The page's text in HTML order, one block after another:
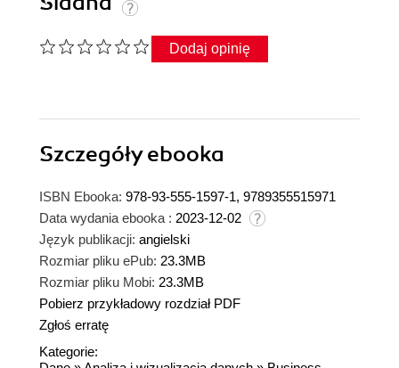
Dodaj opinię
Szczegółyebooka
ISBN Ebooka: 978-93-555-1597-1, 9789355515971
Data wydania ebooka : 2023-12-02
Język publikacji: angielski
Rozmiar pliku ePub: 23.3MB
Rozmiar pliku Mobi: 23.3MB
Pobierz przykładowy rozdział PDF
Zgłoś erratę
Kategorie: